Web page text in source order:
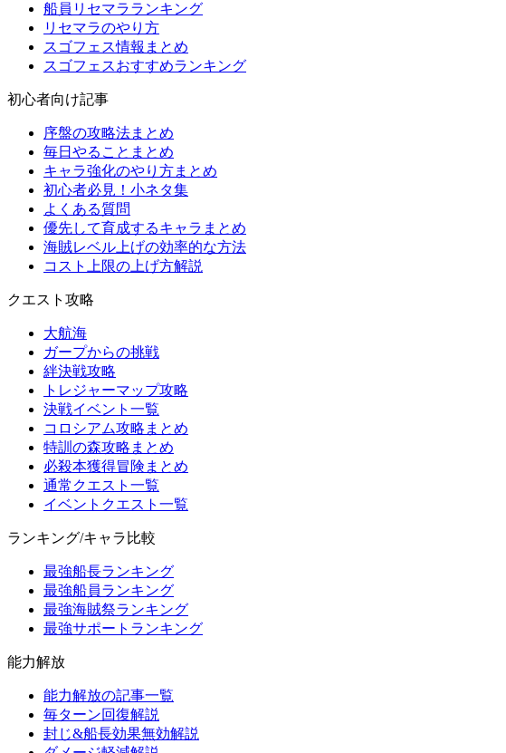
船員リセマラランキング
リセマラのやり方
スゴフェス情報まとめ
スゴフェスおすすめランキング
初心者向け記事
序盤の攻略法まとめ
毎日やることまとめ
キャラ強化のやり方まとめ
初心者必見！小ネタ集
よくある質問
優先して育成するキャラまとめ
海賊レベル上げの効率的な方法
コスト上限の上げ方解説
クエスト攻略
大航海
ガープからの挑戦
絆決戦攻略
トレジャーマップ攻略
決戦イベント一覧
コロシアム攻略まとめ
特訓の森攻略まとめ
必殺本獲得冒険まとめ
通常クエスト一覧
イベントクエスト一覧
ランキング/キャラ比較
最強船長ランキング
最強船員ランキング
最強海賊祭ランキング
最強サポートランキング
能力解放
能力解放の記事一覧
毎ターン回復解説
封じ&船長効果無効解説